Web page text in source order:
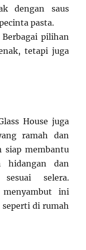
dengan saus
pasta.
pilihan
tetapi juga
House juga
ramah dan
siap membantu
hidangan dan
sesuai selera.
ini
di rumah